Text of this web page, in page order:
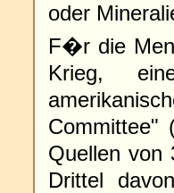
oder
F�r die
Krieg,
Committee"
Quellen von
Drittel